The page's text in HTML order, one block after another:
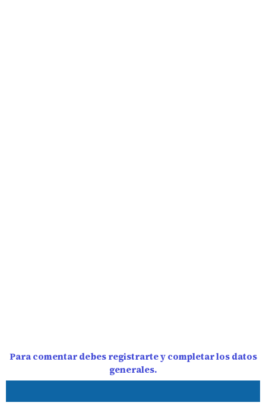
Para comentar debes registrarte y completar los datos
generales.